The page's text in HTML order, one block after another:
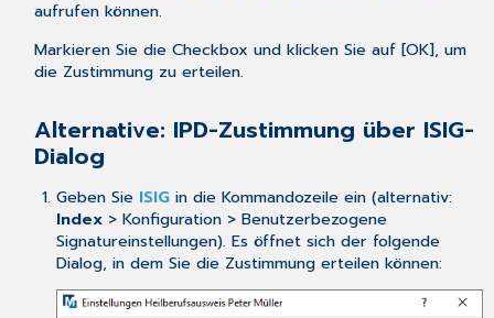
aufrufen können.
Markieren Sie die Checkbox und klicken Sie auf [OK], um
die Zustimmung zu erteilen.
Alternative: IPD-Zustimmung über ISIG-
Dialog
Geben Sie ISIGin die Kommandozeile ein (alternativ:
Index> Konfiguration > Benutzerbezogene
Signatureinstellungen). Es öffnet sich der folgende
Dialog, in dem Sie die Zustimmung erteilen können: